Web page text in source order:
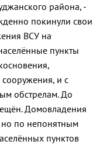
района, -
покинули свои
ВСУ на
пункты
и с
обстрелам. До
Домовладения
но по непонятным
пунктов